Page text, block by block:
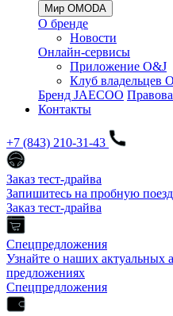
Мир OMODA
О бренде
Новости
Онлайн-сервисы
Приложение O&J
Клуб владельцев
Бренд JAECOO
Контакты
+7 (843) 210-31-43
Заказ тест-драйва
Запишитесь на пробную
Заказ тест-драйва
Спецпредложения
Узнайте о наших актуальных
предложениях
Спецпредложения